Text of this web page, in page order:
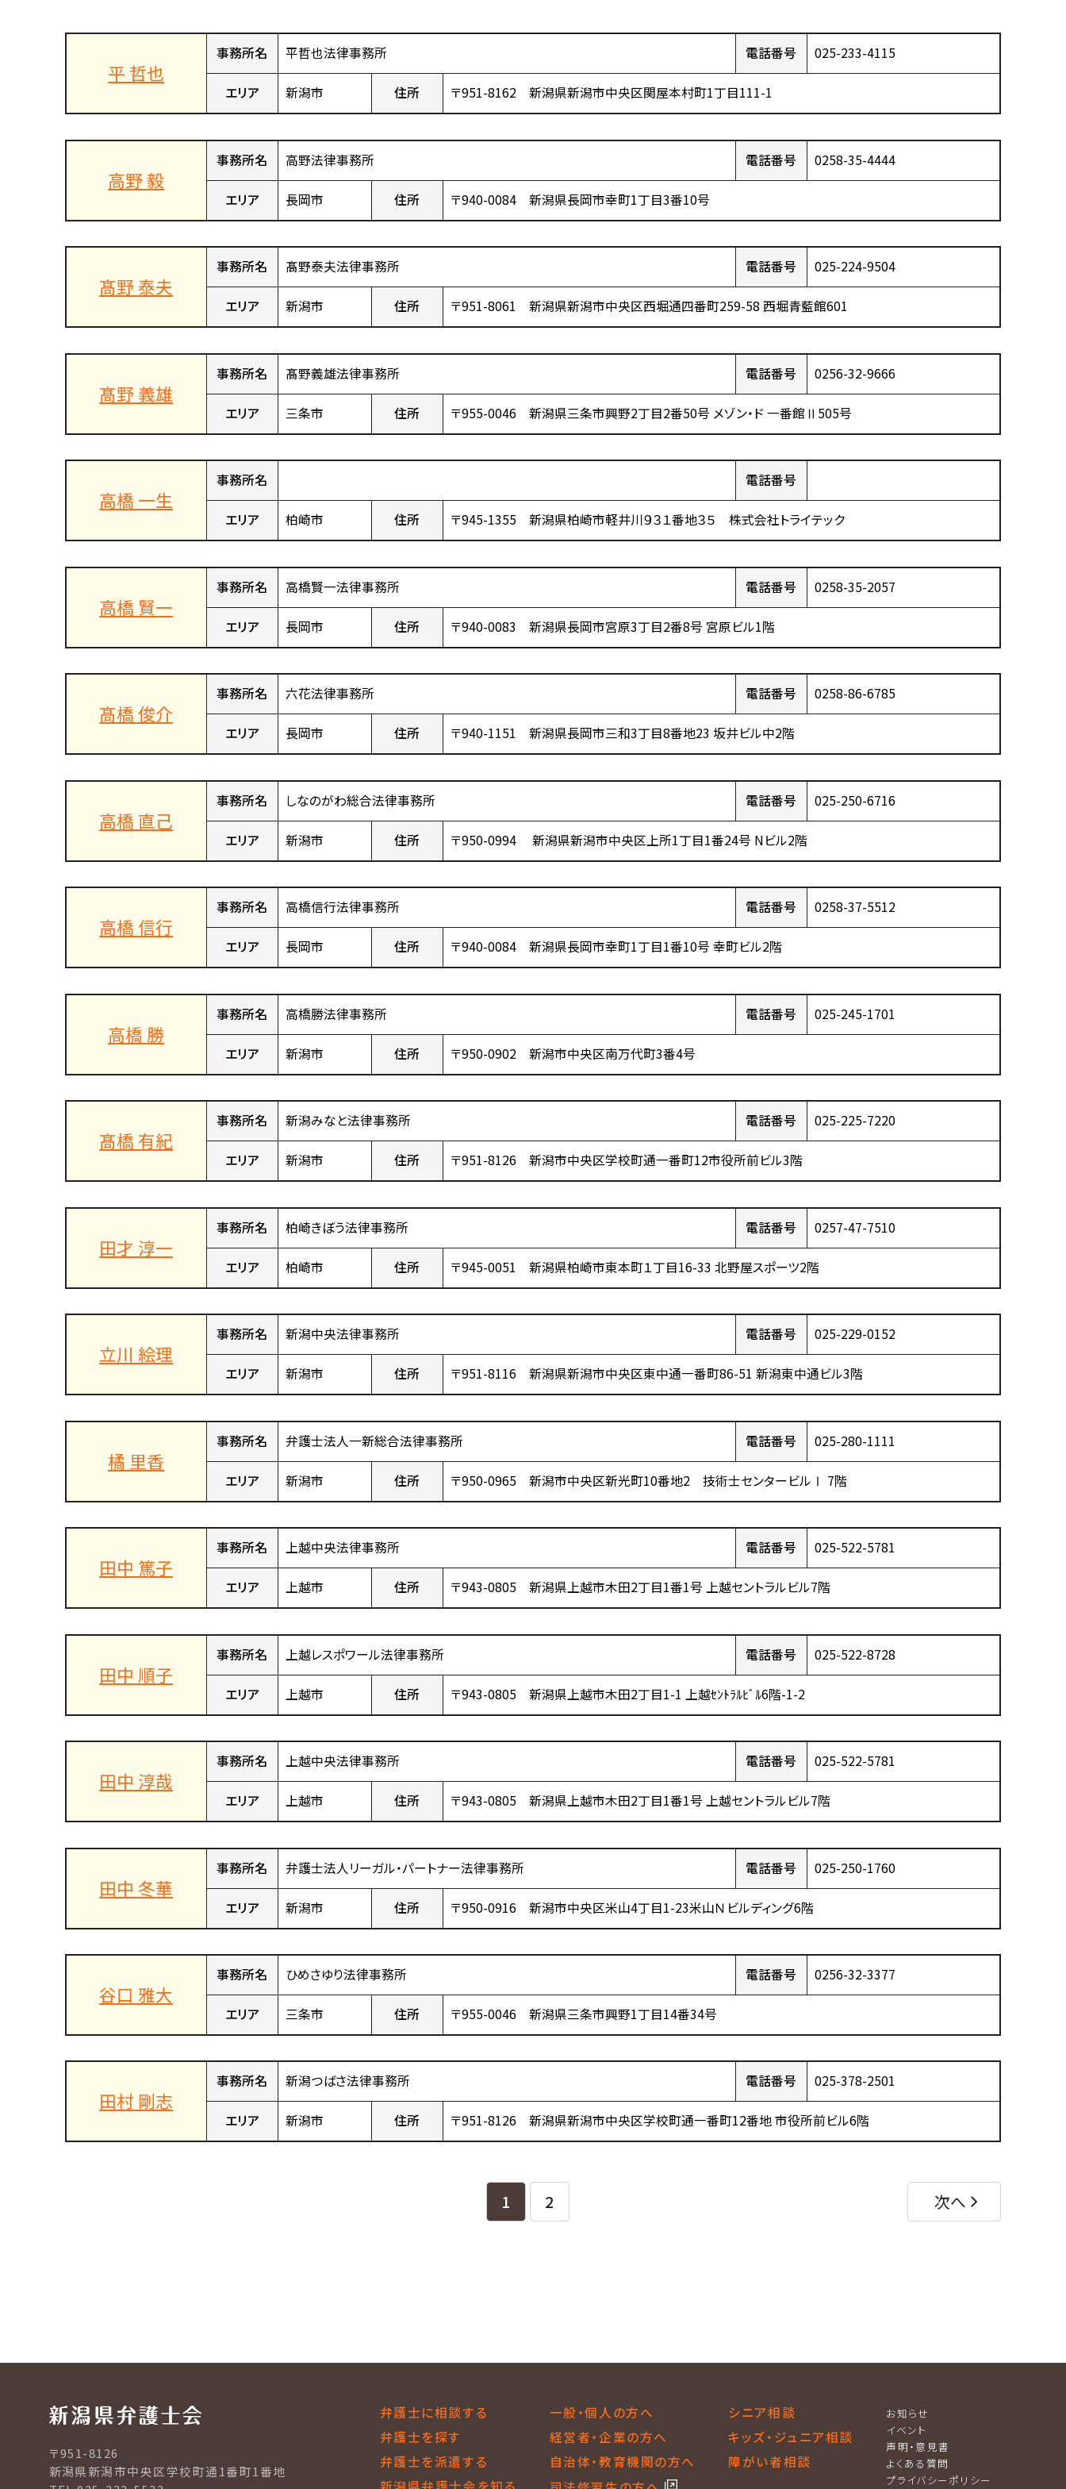
平 哲也
事務所名 平哲也法律事務所 電話番号 025-233-4115
エリア 新潟市 住所 〒951-8162 新潟県新潟市中央区関屋本村町1丁目111-1
高野 毅
事務所名 高野法律事務所 電話番号 0258-35-4444
エリア 長岡市 住所 〒940-0084 新潟県長岡市幸町1丁目3番10号
髙野 泰夫
事務所名 髙野泰夫法律事務所 電話番号 025-224-9504
エリア 新潟市 住所 〒951-8061 新潟県新潟市中央区西堀通四番町259-58 西堀青藍館601
髙野 義雄
事務所名 髙野義雄法律事務所 電話番号 0256-32-9666
エリア 三条市 住所 〒955-0046 新潟県三条市興野2丁目2番50号 メゾン・ド 一番館Ⅱ505号
高橋 一生
事務所名 電話番号
エリア 柏崎市 住所 〒945-1355 新潟県柏崎市軽井川９３１番地３５ 株式会社トライテック
高橋 賢一
事務所名 高橋賢一法律事務所 電話番号 0258-35-2057
エリア 長岡市 住所 〒940-0083 新潟県長岡市宮原3丁目2番8号 宮原ビル1階
髙橋 俊介
事務所名 六花法律事務所 電話番号 0258-86-6785
エリア 長岡市 住所 〒940-1151 新潟県長岡市三和3丁目8番地23 坂井ビル中2階
高橋 直己
事務所名 しなのがわ総合法律事務所 電話番号 025-250-6716
エリア 新潟市 住所 〒950-0994 新潟県新潟市中央区上所1丁目1番24号 Nビル2階
高橋 信行
事務所名 高橋信行法律事務所 電話番号 0258-37-5512
エリア 長岡市 住所 〒940-0084 新潟県長岡市幸町1丁目1番10号 幸町ビル2階
高橋 勝
事務所名 高橋勝法律事務所 電話番号 025-245-1701
エリア 新潟市 住所 〒950-0902 新潟市中央区南万代町3番4号
髙橋 有紀
事務所名 新潟みなと法律事務所 電話番号 025-225-7220
エリア 新潟市 住所 〒951-8126 新潟市中央区学校町通一番町12市役所前ビル3階
田才 淳一
事務所名 柏崎きぼう法律事務所 電話番号 0257-47-7510
エリア 柏崎市 住所 〒945-0051 新潟県柏崎市東本町１丁目16-33 北野屋スポーツ2階
立川 絵理
事務所名 新潟中央法律事務所 電話番号 025-229-0152
エリア 新潟市 住所 〒951-8116 新潟県新潟市中央区東中通一番町86-51 新潟東中通ビル3階
橘 里香
事務所名 弁護士法人一新総合法律事務所 電話番号 025-280-1111
エリア 新潟市 住所 〒950-0965 新潟市中央区新光町10番地2 技術士センタービルⅠ 7階
田中 篤子
事務所名 上越中央法律事務所 電話番号 025-522-5781
エリア 上越市 住所 〒943-0805 新潟県上越市木田2丁目1番1号 上越セントラルビル7階
田中 順子
事務所名 上越レスポワール法律事務所 電話番号 025-522-8728
エリア 上越市 住所 〒943-0805 新潟県上越市木田2丁目1-1 上越ｾﾝﾄﾗﾙﾋﾞﾙ6階-1-2
田中 淳哉
事務所名 上越中央法律事務所 電話番号 025-522-5781
エリア 上越市 住所 〒943-0805 新潟県上越市木田2丁目1番1号 上越セントラルビル7階
田中 冬華
事務所名 弁護士法人リーガル・パートナー法律事務所 電話番号 025-250-1760
エリア 新潟市 住所 〒950-0916 新潟市中央区米山4丁目1-23米山Ｎビルディング6階
谷口 雅大
事務所名 ひめさゆり法律事務所 電話番号 0256-32-3377
エリア 三条市 住所 〒955-0046 新潟県三条市興野1丁目14番34号
田村 剛志
事務所名 新潟つばさ法律事務所 電話番号 025-378-2501
エリア 新潟市 住所 〒951-8126 新潟県新潟市中央区学校町通一番町12番地 市役所前ビル6階
1 2 次へ
〒951-8126
新潟県新潟市中央区学校町通1番町1番地
弁護士に相談する
弁護士を探す
弁護士を派遣する
一般・個人の方へ
経営者・企業の方へ
自治体・教育機関の方へ
シニア相談
キッズ・ジュニア相談
障がい者相談
お知らせ
イベント
声明・意見書
よくある質問
プライバシーポリシー